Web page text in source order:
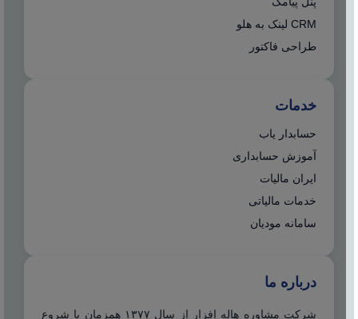
CRM لینک به هلو
طراحی فاکتور
خدمات
حسابدار یاب
آموزش حسابداری
ایران مالیات
خدمات مالیاتی
سامانه مودیان
درباره ما
شرکت مشاوره هاله افزار از سال ۱۳۷۷ همزمان با شروع